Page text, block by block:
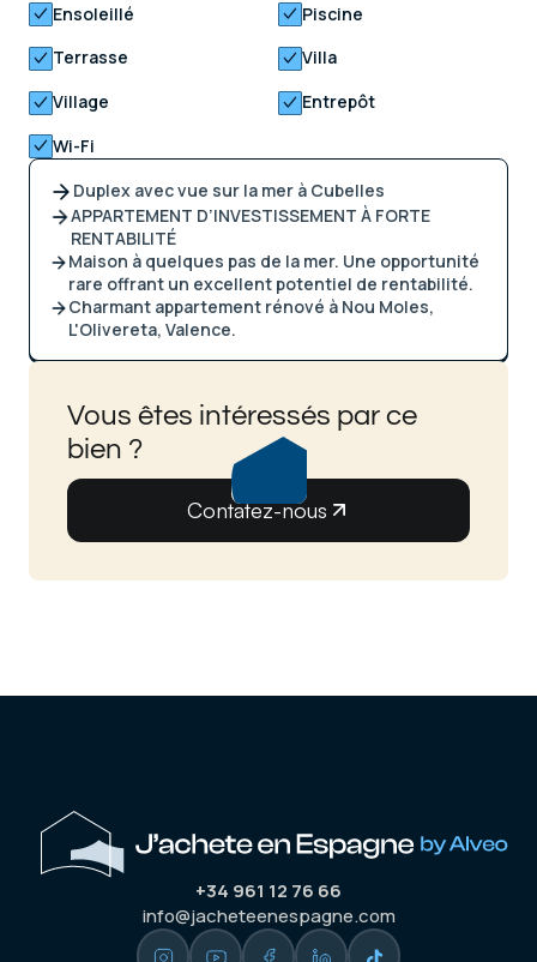
Ensoleillé
Piscine
Terrasse
Villa
Village
Entrepôt
Wi-Fi
Duplex avec vue sur la mer à Cubelles
APPARTEMENT D’INVESTISSEMENT À FORTE
RENTABILITÉ
Maison à quelques pas de la mer. Une opportunité
rare offrant un excellent potentiel de rentabilité.
Charmant appartement rénové à Nou Moles,
L'Olivereta, Valence.
Vous êtes intéressés par ce
bien ?
Contatez-nous
+34 961 12 76 66
info@jacheteenespagne.com